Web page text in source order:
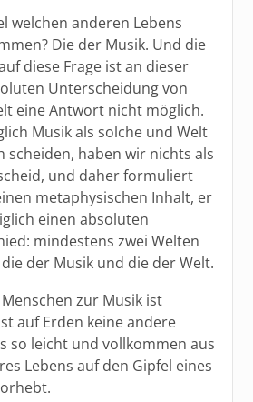
welchen anderen Lebens
Die der Musik. Und die
diese Frage ist an dieser
Unterscheidung von
eine Antwort nicht möglich.
Musik als solche und Welt
scheiden, haben wir nichts als
und daher formuliert
metaphysischen Inhalt, er
einen absoluten
mindestens zwei Welten
der Musik und die der Welt.
zur Musik ist
auf Erden keine andere
so leicht und vollkommen aus
Lebens auf den Gipfel eines